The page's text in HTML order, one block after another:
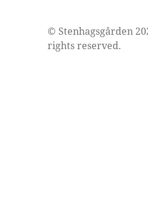
© Stenhagsgården
rights reserved.